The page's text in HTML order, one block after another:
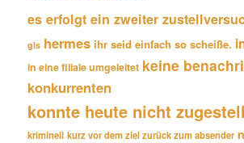
es erfolgt ein zweiter
gls hermes ihr seid einfach so scheiße.
in eine filiale umgeleitet keine
konkurrenten
konnte heute nicht
kriminell kurz vor dem ziel zurück zum absender